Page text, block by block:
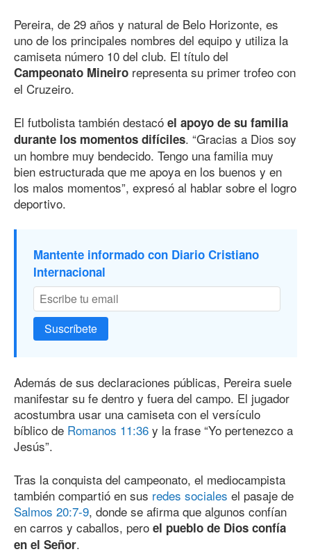
Pereira, de 29 años y natural de Belo Horizonte, es
uno de los principales nombres del equipo y utiliza la
camiseta número 10 del club. El título del
Campeonato Mineiro representa su primer trofeo con
el Cruzeiro.
El futbolista también destacó el apoyo de su familia
durante los momentos difíciles. “Gracias a Dios soy
un hombre muy bendecido. Tengo una familia muy
bien estructurada que me apoya en los buenos y en
los malos momentos”, expresó al hablar sobre el logro
deportivo.
Mantente informado con Diario Cristiano
Internacional
Suscríbete
Además de sus declaraciones públicas, Pereira suele
manifestar su fe dentro y fuera del campo. El jugador
acostumbra usar una camiseta con el versículo
bíblico de Romanos 11:36 y la frase “Yo pertenezco a
Jesús”.
Tras la conquista del campeonato, el mediocampista
también compartió en sus redes sociales el pasaje de
Salmos 20:7-9, donde se afirma que algunos confían
en carros y caballos, pero el pueblo de Dios confía
en el Señor.